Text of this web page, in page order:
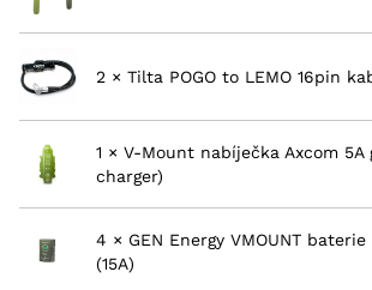
2 × Tilta POGO to LEMO 16pin
1 × V-Mount nabíječka Axcom 5A
charger)
4 × GEN Energy VMOUNT
(15A)